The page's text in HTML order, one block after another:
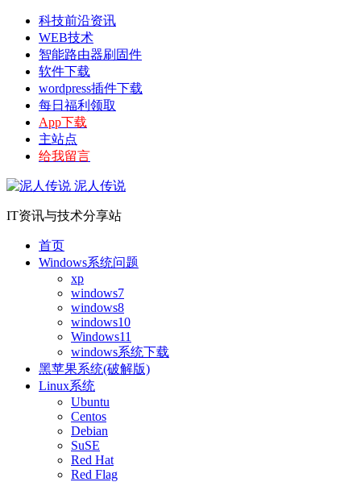
科技前沿资讯
WEB技术
智能路由器刷固件
软件下载
wordpress插件下载
每日福利领取
App下载
主站点
给我留言
泥人传说
IT资讯与技术分享站
首页
Windows系统问题
xp
windows7
windows8
windows10
Windows11
windows系统下载
黑苹果系统(破解版)
Linux系统
Ubuntu
Centos
Debian
SuSE
Red Hat
Red Flag